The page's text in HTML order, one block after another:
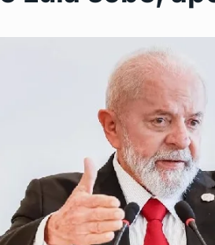
de nutrição de São
Maio 23, 2024
vai ganhar nova clínica
Maio 28, 2024